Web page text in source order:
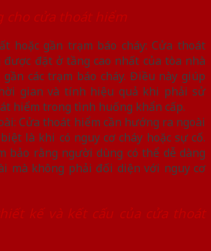
cho cửa thoát hiểm
hoặc gần trạm báo cháy: Cửa thoát
đặt ở tầng cao nhất của tòa nhà
các trạm báo cháy. Điều này giúp
gian và tính hiệu quả khi phải sử
hiểm trong tình huống khẩn cấp.
Cửa thoát hiểm cần hướng ra ngoài
là khi có nguy cơ cháy hoặc sự cố.
bảo rằng người dùng có thể dễ dàng
mà không phải đối diện với nguy cơ
kế và kết cấu của cửa thoát